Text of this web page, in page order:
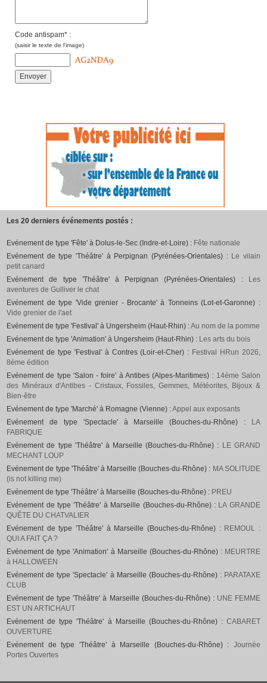
Code antispam* :
(saisir le texte de l'image)
Les 20 derniers événements postés :
Evénement de type 'Fête' à Dolus-le-Sec (Indre-et-Loire) : Fête nationale
Evénement de type 'Théâtre' à Perpignan (Pyrénées-Orientales) : Le vilain
petit canard
Evénement de type 'Théâtre' à Perpignan (Pyrénées-Orientales) :
Les
aventures de Gulliver le chat
Evénement de type 'Vide grenier - Brocante' à Tonneins (Lot-et-Garonne) :
Vide grenier de l'aet
Evénement de type 'Festival' à Ungersheim (Haut-Rhin) :Au nom de la pomme
Evénement de type 'Animation' à Ungersheim (Haut-Rhin) : Les arts du bois
Evénement de type 'Festival' à Contres (Loir-et-Cher) : Festival HRun 2026,
8ème édition
Evénement de type 'Salon - foire' à Antibes (Alpes-Maritimes) : 14ème Salon
des Minéraux d'Antibes - Cristaux, Fossiles, Gemmes, Météorites, Bijoux &
Bien-être
Evénement de type 'Marché' à Romagne (Vienne) :Appel aux exposants
Evénement de type 'Spectacle' à Marseille (Bouches-du-Rhône) :
LA
FABRIQUE
Evénement de type 'Théâtre' à Marseille (Bouches-du-Rhône) : LE GRAND
MECHANT LOUP
Evénement de type 'Théâtre' à Marseille (Bouches-du-Rhône) : MA SOLITUDE
(is not killing me)
Evénement de type 'Théâtre' à Marseille (Bouches-du-Rhône) : PREU
Evénement de type 'Théâtre' à Marseille (Bouches-du-Rhône) : LA GRANDE
QUÊTE DU CHATVALIER
Evénement de type 'Théâtre' à Marseille (Bouches-du-Rhône) : REMOUL :
QUI A FAIT ÇA ?
Evénement de type 'Animation' à Marseille (Bouches-du-Rhône) : MEURTRE
à HALLOWEEN
Evénement de type 'Spectacle' à Marseille (Bouches-du-Rhône) : PARATAXE
CLUB
Evénement de type 'Théâtre' à Marseille (Bouches-du-Rhône) : UNE FEMME
EST UN ARTICHAUT
Evénement de type 'Théâtre' à Marseille (Bouches-du-Rhône) : CABARET
OUVERTURE
Evénement de type 'Théâtre' à Marseille (Bouches-du-Rhône) : Journée
Portes Ouvertes